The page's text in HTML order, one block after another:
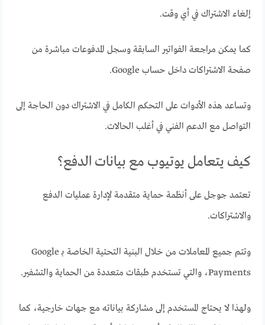
إلغاء الاشتراك في أي وقت.
كما يمكن مراجعة الفواتير السابقة وسجل المدفوعات مباشرة من
صفحة الاشتراكات داخل حساب Google.
وتساعد هذه الأدوات على التحكم الكامل في الاشتراك دون الحاجة إلى
التواصل مع الدعم الفني في أغلب الحالات.
كيف يتعامل يوتيوب مع بيانات الدفع؟
تعتمد جوجل على أنظمة حماية متقدمة لإدارة عمليات الدفع
والاشتراكات.
وتتم جميع المعاملات من خلال البنية التحتية الخاصة بـ Google
Payments، والتي تستخدم طبقات متعددة من الحماية والتشفير.
ولهذا لا يحتاج المستخدم إلى مشاركة بياناته مع جهات خارجية، كما